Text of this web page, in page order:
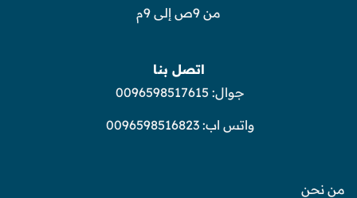
من 9ص إلى 9م
اتصل بنا
جوال: 0096598517615
واتس اب:0096598516823
من نحن